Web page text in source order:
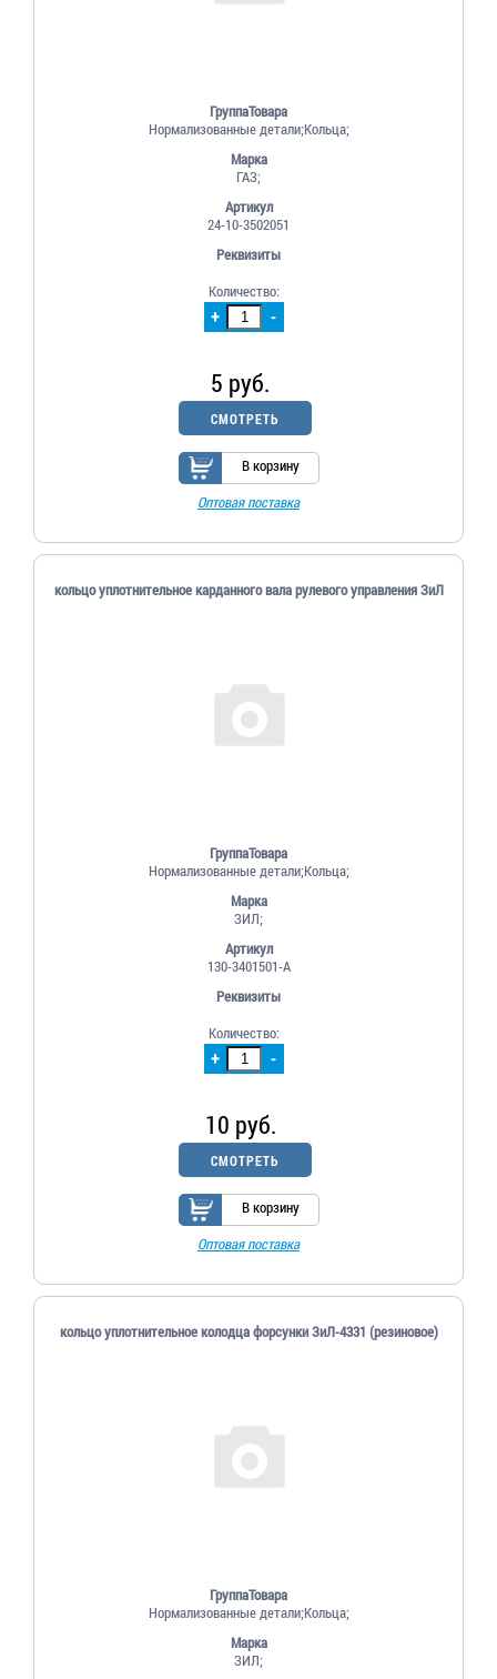
ГруппаТовара
Нормализованные детали;Кольца;
Марка
ГАЗ;
Артикул
24-10-3502051
Реквизиты
+ -
Количество:
5 руб.
СМОТРЕТЬ
В корзину
Оптовая поставка
кольцо уплотнительное карданного вала рулевого управления ЗиЛ
ГруппаТовара
Нормализованные детали;Кольца;
Марка
ЗИЛ;
Артикул
130-3401501-А
Реквизиты
+ -
Количество:
10 руб.
СМОТРЕТЬ
В корзину
Оптовая поставка
кольцо уплотнительное колодца форсунки ЗиЛ-4331 (резиновое)
ГруппаТовара
Нормализованные детали;Кольца;
Марка
ЗИЛ;